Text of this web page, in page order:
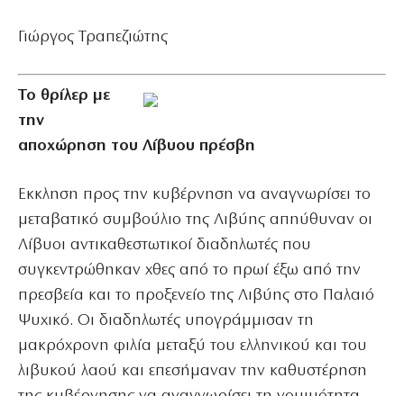
Γιώργος Τραπεζιώτης
Το θρίλερ με
την
αποχώρηση του Λίβυου πρέσβη
Εκκληση προς την κυβέρνηση να αναγνωρίσει το
μεταβατικό συμβούλιο της Λιβύης απηύθυναν οι
Λίβυοι αντικαθεστωτικοί διαδηλωτές που
συγκεντρώθηκαν χθες από το πρωί έξω από την
πρεσβεία και το προξενείο της Λιβύης στο Παλαιό
Ψυχικό. Οι διαδηλωτές υπογράμμισαν τη
μακρόχρονη φιλία μεταξύ του ελληνικού και του
λιβυκού λαού και επεσήμαναν την καθυστέρηση